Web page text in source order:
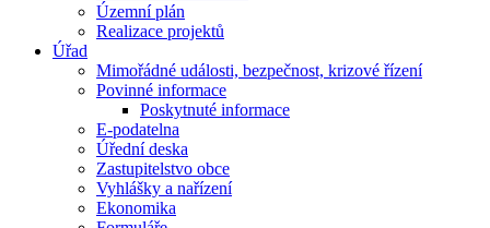
Územní plán
Realizace projektů
Úřad
Mimořádné události, bezpečnost, krizové řízení
Povinné informace
Poskytnuté informace
E-podatelna
Úřední deska
Zastupitelstvo obce
Vyhlášky a nařízení
Ekonomika